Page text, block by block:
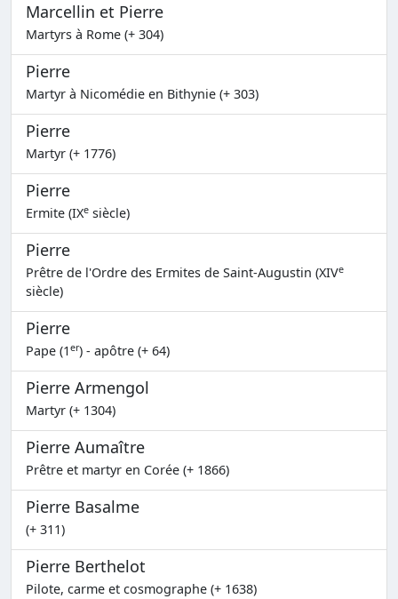
Marcellin et Pierre
Martyrs à Rome (+ 304)
Pierre
Martyr à Nicomédie en Bithynie (+ 303)
Pierre
Martyr (+ 1776)
Pierre
Ermite (IXe siècle)
Pierre
Prêtre de l'Ordre des Ermites de Saint-Augustin (XIVe
siècle)
Pierre
Pape (1er) - apôtre (+ 64)
Pierre Armengol
Martyr (+ 1304)
Pierre Aumaître
Prêtre et martyr en Corée (+ 1866)
Pierre Basalme
(+ 311)
Pierre Berthelot
Pilote, carme et cosmographe (+ 1638)